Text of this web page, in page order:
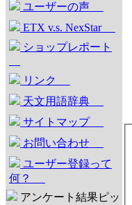
ユーザーの声
ETX v.s. NexStar
ショップレポート
リンク
天文用語辞典
サイトマップ
お問い合わせ
ユーザー登録って
何？
アンケート結果ピッ